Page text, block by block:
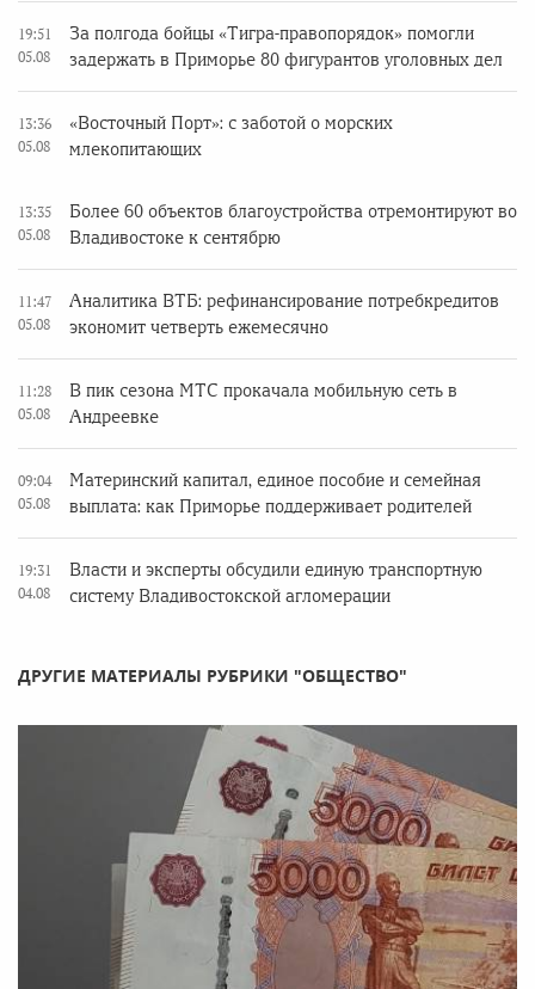
19:51
05.08
За полгода бойцы «Тигра-правопорядок» помогли
задержать в Приморье 80 фигурантов уголовных дел
13:36
05.08
«Восточный Порт»: с заботой о морских
млекопитающих
13:35
05.08
Более 60 объектов благоустройства отремонтируют во
Владивостоке к сентябрю
11:47
05.08
Аналитика ВТБ: рефинансирование потребкредитов
экономит четверть ежемесячно
11:28
05.08
В пик сезона МТС прокачала мобильную сеть в
Андреевке
09:04
05.08
Материнский капитал, единое пособие и семейная
выплата: как Приморье поддерживает родителей
19:31
04.08
Власти и эксперты обсудили единую транспортную
систему Владивостокской агломерации
ДРУГИЕ МАТЕРИАЛЫ РУБРИКИ "ОБЩЕСТВО"